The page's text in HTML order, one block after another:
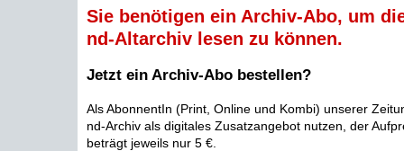
Sie benötigen ein Archiv-Abo, um
nd-Altarchiv lesen zu können.
Jetzt ein Archiv-Abo bestellen?
Als AbonnentIn (Print, Online und Kombi) unserer
nd-Archiv als digitales Zusatzangebot nutzen, der
beträgt jeweils nur 5 €.